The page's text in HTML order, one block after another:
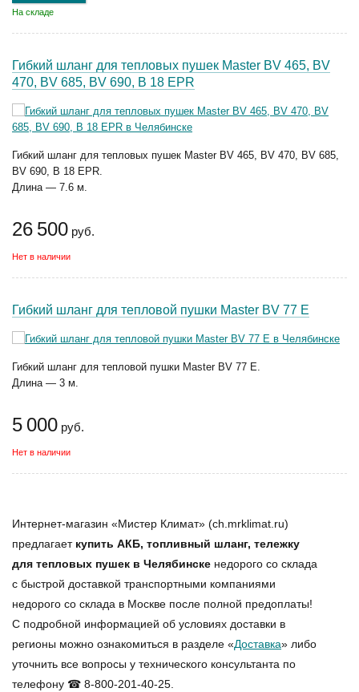
На складе
Гибкий шланг для тепловых пушек Master BV 465, BV
470, BV 685, BV 690, B 18 EPR
Гибкий шланг для тепловых пушек Master BV 465, BV 470, BV 685,
BV 690, B 18 EPR.
Длина — 7.6 м.
26 500 руб.
Нет в наличии
Гибкий шланг для тепловой пушки Master BV 77 E
Гибкий шланг для тепловой пушки Master BV 77 E.
Длина — 3 м.
5 000 руб.
Нет в наличии
Интернет-магазин «Мистер Климат» (ch.mrklimat.ru)
предлагает купить АКБ, топливный шланг, тележку
для тепловых пушек в Челябинске недорого со склада
с быстрой доставкой транспортными компаниями
недорого со склада в Москве после полной предоплаты!
С подробной информацией об условиях доставки в
регионы можно ознакомиться в разделе «Доставка» либо
уточнить все вопросы у технического консультанта по
телефону ☎ 8-800-201-40-25.